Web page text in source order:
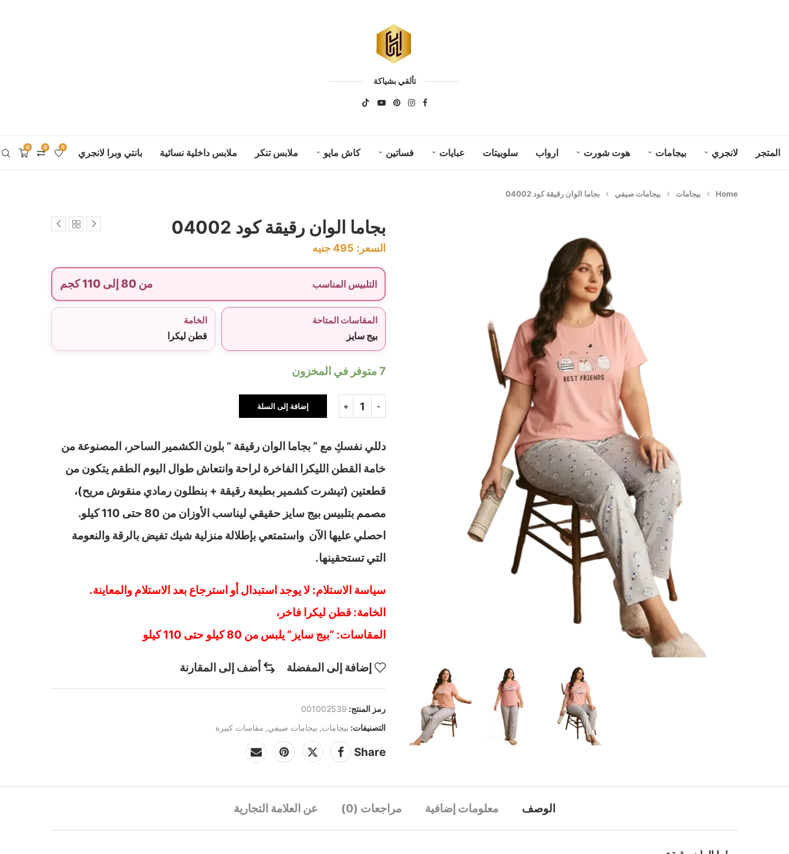
تألقي بشياكة
المتجر لانجري بيجامات هوت شورت ارواب سلوبيتات عبايات فساتين كاش مايو ملابس تنكر ملابس داخلية نسائية بانتي وبرا لانجري 0 0 0
Home بيجامات بيجامات صيفي بجاما الوان رقيقة كود 04002
بجاما الوان رقيقة كود 04002
السعر: 495جنيه
التلبيس المناسب من 80 إلى 110 كجم
المقاسات المتاحة
بيج سايز
الخامة
قطن ليكرا
7 متوفر في المخزون
إضافة إلى السلة
دللي نفسكِ مع ” بجاما الوان رقيقة ” بلون الكشمير الساحر، المصنوعة من
خامة القطن الليكرا الفاخرة لراحة وانتعاش طوال اليوم الطقم يتكون من
قطعتين (تيشرت كشمير بطبعة رقيقة + بنطلون رمادي منقوش مريح)،
مصمم بتلبيس بيج سايز حقيقي ليناسب الأوزان من 80 حتى 110 كيلو.
احصلي عليها الآن واستمتعي بإطلالة منزلية شيك تفيض بالرقة والنعومة
التي تستحقينها.
سياسة الاستلام: لا يوجد استبدال أو استرجاع بعد الاستلام والمعاينة.
الخامة: قطن ليكرا فاخر،
المقاسات: “بيج سايز” يلبس من 80 كيلو حتى 110 كيلو
إضافة إلى المفضلة أضف إلى المقارنة
رمز المنتج: 001002539
التصنيفات: بيجامات, بيجامات صيفي, مقاسات كبيرة
Share
الوصف معلومات إضافية مراجعات (0) عن العلامة التجارية